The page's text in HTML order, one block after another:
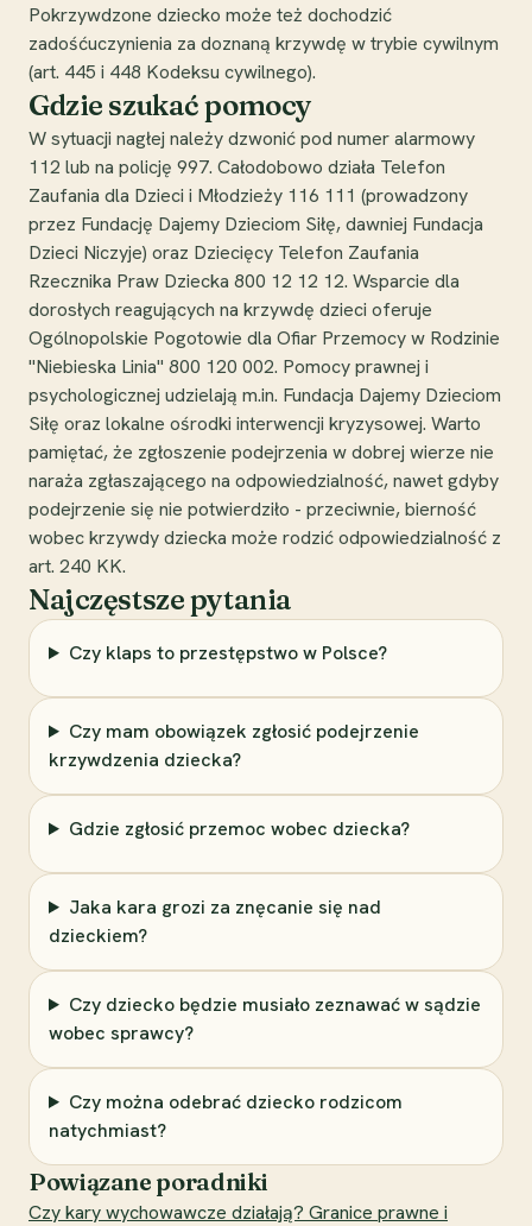
Pokrzywdzone dziecko może też dochodzić
zadośćuczynienia za doznaną krzywdę w trybie cywilnym
(art. 445 i 448 Kodeksu cywilnego).
Gdzie szukać pomocy
W sytuacji nagłej należy dzwonić pod numer alarmowy
112 lub na policję 997. Całodobowo działa Telefon
Zaufania dla Dzieci i Młodzieży 116 111 (prowadzony
przez Fundację Dajemy Dzieciom Siłę, dawniej Fundacja
Dzieci Niczyje) oraz Dziecięcy Telefon Zaufania
Rzecznika Praw Dziecka 800 12 12 12. Wsparcie dla
dorosłych reagujących na krzywdę dzieci oferuje
Ogólnopolskie Pogotowie dla Ofiar Przemocy w Rodzinie
"Niebieska Linia" 800 120 002. Pomocy prawnej i
psychologicznej udzielają m.in. Fundacja Dajemy Dzieciom
Siłę oraz lokalne ośrodki interwencji kryzysowej. Warto
pamiętać, że zgłoszenie podejrzenia w dobrej wierze nie
naraża zgłaszającego na odpowiedzialność, nawet gdyby
podejrzenie się nie potwierdziło - przeciwnie, bierność
wobec krzywdy dziecka może rodzić odpowiedzialność z
art. 240 KK.
Najczęstsze pytania
Czy klaps to przestępstwo w Polsce?
Czy mam obowiązek zgłosić podejrzenie
krzywdzenia dziecka?
Gdzie zgłosić przemoc wobec dziecka?
Jaka kara grozi za znęcanie się nad
dzieckiem?
Czy dziecko będzie musiało zeznawać w sądzie
wobec sprawcy?
Czy można odebrać dziecko rodzicom
natychmiast?
Powiązane poradniki
Czy kary wychowawcze działają? Granice prawne i